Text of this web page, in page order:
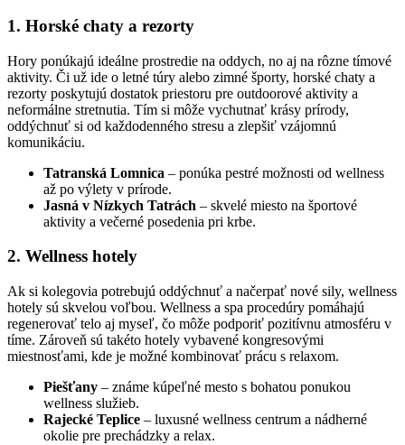
1. Horské chaty a rezorty
Hory ponúkajú ideálne prostredie na oddych, no aj na rôzne tímové
aktivity. Či už ide o letné túry alebo zimné športy, horské chaty a
rezorty poskytujú dostatok priestoru pre outdoorové aktivity a
neformálne stretnutia. Tím si môže vychutnať krásy prírody,
oddýchnuť si od každodenného stresu a zlepšiť vzájomnú
komunikáciu.
Tatranská Lomnica – ponúka pestré možnosti od wellness
až po výlety v prírode.
Jasná v Nízkych Tatrách – skvelé miesto na športové
aktivity a večerné posedenia pri krbe.
2. Wellness hotely
Ak si kolegovia potrebujú oddýchnuť a načerpať nové sily, wellness
hotely sú skvelou voľbou. Wellness a spa procedúry pomáhajú
regenerovať telo aj myseľ, čo môže podporiť pozitívnu atmosféru v
tíme. Zároveň sú takéto hotely vybavené kongresovými
miestnosťami, kde je možné kombinovať prácu s relaxom.
Piešťany – známe kúpeľné mesto s bohatou ponukou
wellness služieb.
Rajecké Teplice – luxusné wellness centrum a nádherné
okolie pre prechádzky a relax.